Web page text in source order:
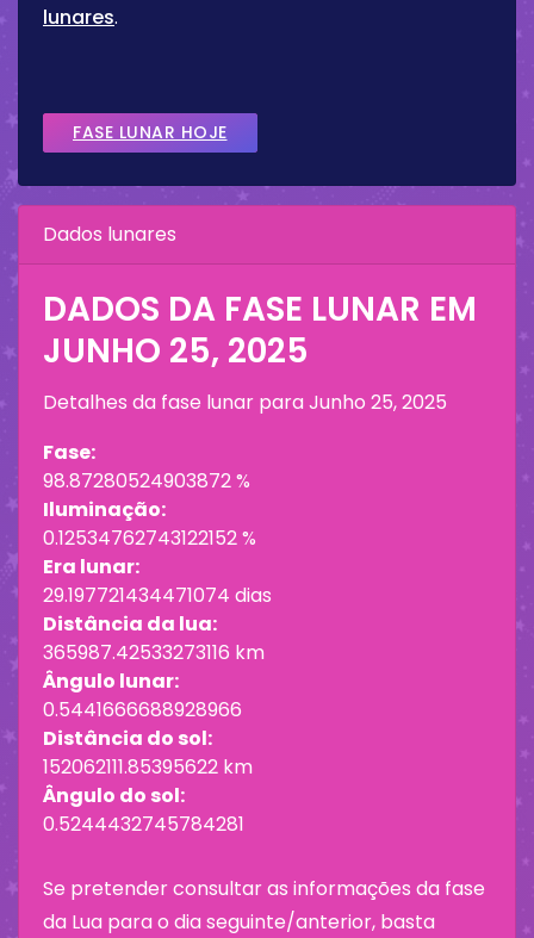
lunares.
FASE LUNAR HOJE
Dados lunares
DADOS DA FASE LUNAR EM
JUNHO 25, 2025
Detalhes da fase lunar paraJunho 25, 2025
Fase:
98.87280524903872 %
Iluminação:
0.12534762743122152 %
Era lunar:
29.197721434471074 dias
Distância da lua:
365987.42533273116 km
Ângulo lunar:
0.5441666688928966
Distância do sol:
152062111.85395622 km
Ângulo do sol:
0.5244432745784281
Se pretender consultar as informações da fase
da Lua para o dia seguinte/anterior, basta